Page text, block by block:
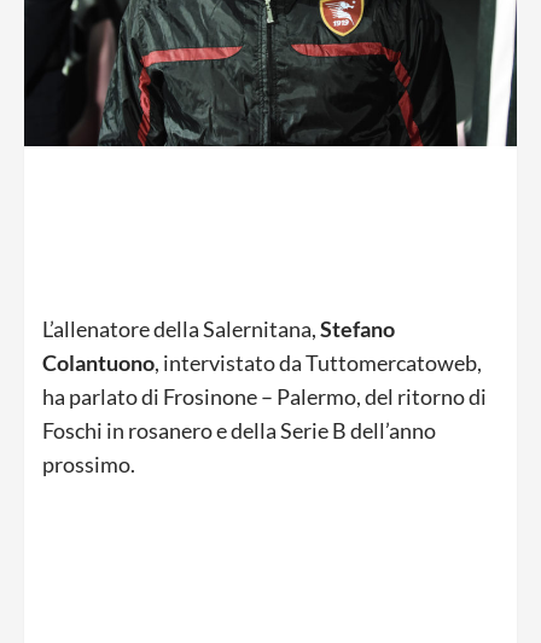
L’allenatore della Salernitana,Stefano
Colantuono, intervistato da Tuttomercatoweb,
ha parlato di Frosinone – Palermo, del ritorno di
Foschi in rosanero e della Serie B dell’anno
prossimo.